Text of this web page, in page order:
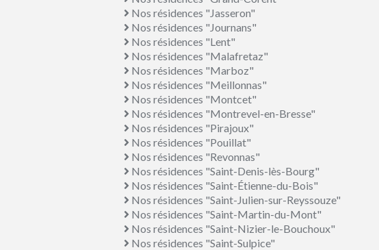
Nos résidences "Jasseron"
Nos résidences "Journans"
Nos résidences "Lent"
Nos résidences "Malafretaz"
Nos résidences "Marboz"
Nos résidences "Meillonnas"
Nos résidences "Montcet"
Nos résidences "Montrevel-en-Bresse"
Nos résidences "Pirajoux"
Nos résidences "Pouillat"
Nos résidences "Revonnas"
Nos résidences "Saint-Denis-lès-Bourg"
Nos résidences "Saint-Étienne-du-Bois"
Nos résidences "Saint-Julien-sur-Reyssouze"
Nos résidences "Saint-Martin-du-Mont"
Nos résidences "Saint-Nizier-le-Bouchoux"
Nos résidences "Saint-Sulpice"